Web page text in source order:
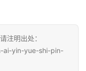
注明出处：
ai-yin-yue-shi-pin-